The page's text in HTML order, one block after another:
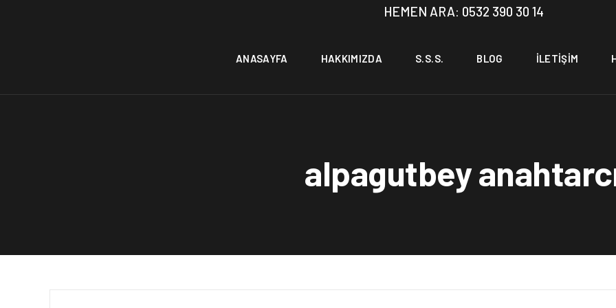
HEMEN ARA: 0532 390 30 14
ANASAYFA HAKKIMIZDA S.S.S. BLOG İLETIŞIM
alpagutbey